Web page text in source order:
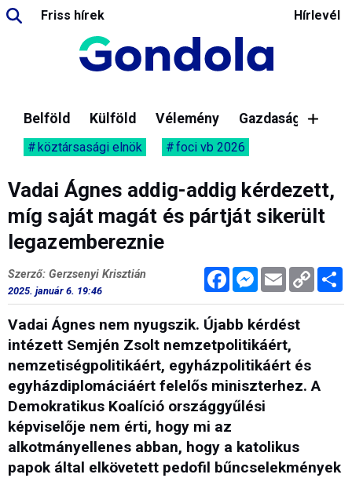
Friss hírek Hírlevél
Belföld Külföld Vélemény Gazdaság
köztársasági elnök foci vb 2026
Vadai Ágnes addig-addig kérdezett,
míg saját magát és pártját sikerült
legazembereznie
FacebookMessenger
Email Copy
Link
Szerző: Gerzsenyi Krisztián
2025. január 6. 19:46
Vadai Ágnes nem nyugszik. Újabb kérdést
intézett Semjén Zsolt nemzetpolitikáért,
nemzetiségpolitikáért, egyházpolitikáért és
egyházdiplomáciáért felelős miniszterhez. A
Demokratikus Koalíció országgyűlési
képviselője nem érti, hogy mi az
alkotmányellenes abban, hogy a katolikus
papok által elkövetett pedofil bűncselekmények